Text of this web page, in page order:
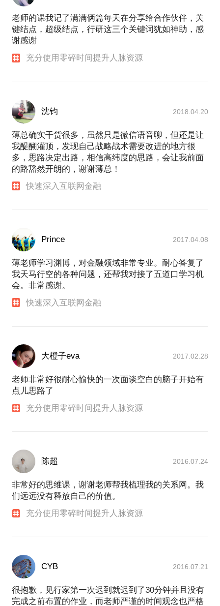
“一百零八将”众筹开餐厅 大学生股东“抱团取暖”
河北新闻联播：
邢台众创空间对外开放
河北日报：
网易财经：
移动互联网金融突起：“APP”搅动“金融江湖”
海外网：
广州举办互联网金融高峰论坛
新浪财经：
银行互联网金融突起折射转型方向
互联网金融与风险管理暨金融工程学科建设研讨会：
学校召开互联网金融与风险管理暨金融工程学科建设
研讨会
存款已成银行“紧箍咒” 流动性面临考验
老师的课我记了满满俩篇每天在分享给合作伙伴，关
键结点，超级结点，行研这三个关键词犹如神助，感
谢感谢
充分使用零碎时间提升人脉资源
沈钧 2018.04.20
薄总确实干货很多，虽然只是微信语音聊，但还是让
我醍醐灌顶，发现自己战略战术需要改进的地方很
多，思路决定出路，相信高纬度的思路，会让我前面
的路豁然开朗的，谢谢薄总！
快速深入互联网金融
Prince 2017.04.08
薄老师学习渊博，对金融领域非常专业。耐心答复了
我天马行空的各种问题，还帮我对接了五道口学习机
会。非常感谢。
快速深入互联网金融
大橙子eva 2017.02.28
老师非常好很耐心愉快的一次面谈空白的脑子开始有
点儿思路了
充分使用零碎时间提升人脉资源
陈超 2016.07.24
非常好的思维课，谢谢老师帮我梳理我的关系网。我
们远远没有释放自己的价值。
充分使用零碎时间提升人脉资源
CYB 2016.07.21
很抱歉，见行家第一次迟到就迟到了30分钟并且没有
完成之前布置的作业，而老师严谨的时间观念也严格